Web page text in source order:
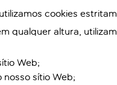
cookies
qualquer altura,
Web;
sítio Web;